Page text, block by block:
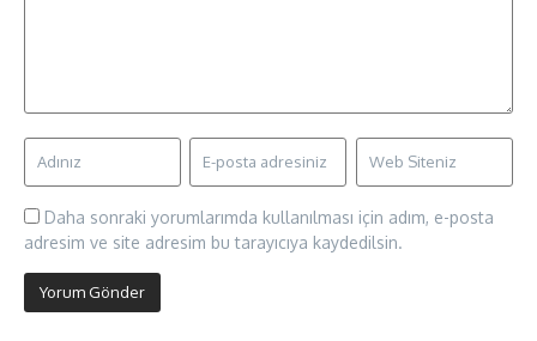
Daha sonraki yorumlarımda kullanılması için adım, e-posta
adresim ve site adresim bu tarayıcıya kaydedilsin.